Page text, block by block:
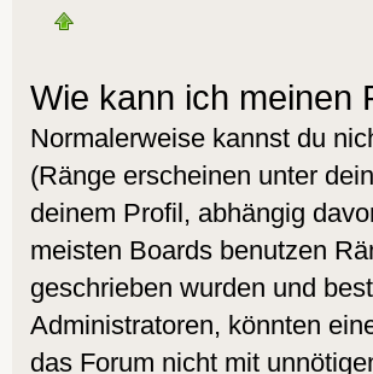
Wie kann ich meinen
Normalerweise kannst du
(Ränge erscheinen unter
deinem Profil, abhängig
meisten Boards benutzen
geschrieben wurden und
Administratoren, könnten
das Forum nicht mit